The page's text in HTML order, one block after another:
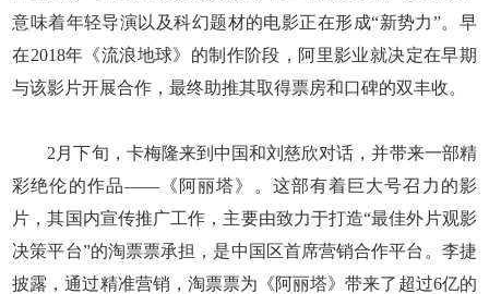
意味着年轻导演以及科幻题材的电影正在形成“新势力”。早
在2018年《流浪地球》的制作阶段，阿里影业就决定在早期
与该影片开展合作，最终助推其取得票房和口碑的双丰收。
2月下旬，卡梅隆来到中国和刘慈欣对话，并带来一部精
彩绝伦的作品——《阿丽塔》。这部有着巨大号召力的影
片，其国内宣传推广工作，主要由致力于打造“最佳外片观影
决策平台”的淘票票承担，是中国区首席营销合作平台。李捷
披露，通过精准营销，淘票票为《阿丽塔》带来了超过6亿的